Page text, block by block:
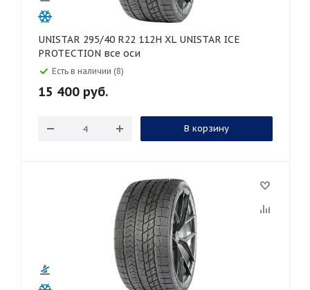
UNISTAR 295/40 R22 112H XL UNISTAR ICE
PROTECTION все оси
Есть в наличии (8)
15 400 руб.
В корзину